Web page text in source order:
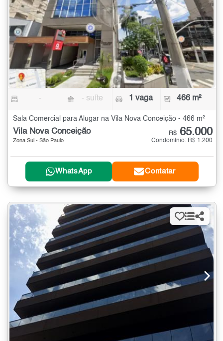
- - suíte 1 vaga 466 m²
Sala Comercial para Alugar na Vila Nova Conceição - 466 m²
Vila Nova Conceição
Zona Sul - São Paulo
R$ 65.000
Condomínio: R$ 1.200
WhatsApp Contatar